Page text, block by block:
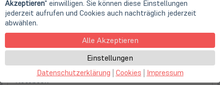
handelt sich hierbei um einen Schönheitsfehler, der die
Leistung des Gerätes nicht einschränkt.
Hersteller
Gerätetyp
Akzeptieren" einwilligen. Sie können diese Einstellungen
jederzeit aufrufen und Cookies auch nachträglich jederzeit
abwählen.
Alle Akzeptieren
Einstellungen
Datenschutzerklärung | Cookies | Impressum